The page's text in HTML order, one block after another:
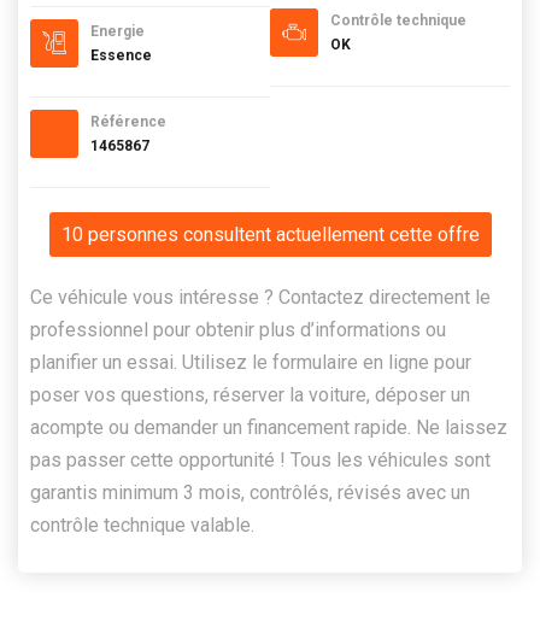
Energie
Essence
Référence
1465867
Contrôle technique
OK
10 personnes consultent actuellement cette offre
Ce véhicule vous intéresse ? Contactez directement le
professionnel pour obtenir plus d’informations ou
planifier un essai. Utilisez le formulaire en ligne pour
poser vos questions, réserver la voiture, déposer un
acompte ou demander un financement rapide. Ne laissez
pas passer cette opportunité ! Tous les véhicules sont
garantis minimum 3 mois, contrôlés, révisés avec un
contrôle technique valable.